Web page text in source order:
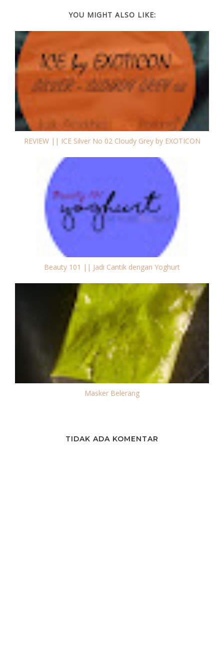
YOU MIGHT ALSO LIKE:
REVIEW || ICE Silver No 02 Cloudy Grey by EXOTICON
Beauty 101 || Jadi Cantik dengan Yoghurt
Masker Belerang
TIDAK ADA KOMENTAR